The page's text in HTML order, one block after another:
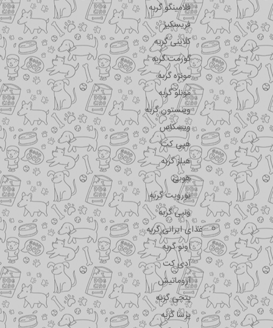
فلامینگو گربه
فریسکیز
کلاینی گربه
گورمت گربه
مونژه گربه
مونلو گربه
وینستون گربه
ویسکاس
هپی کت
هیلز گربه
هوبی
یوروپت گربه
ونپی گربه
غذای ایرانی گربه
اونو گربه
آدی کت
آروماتیش
پتچی گربه
پرسا گربه